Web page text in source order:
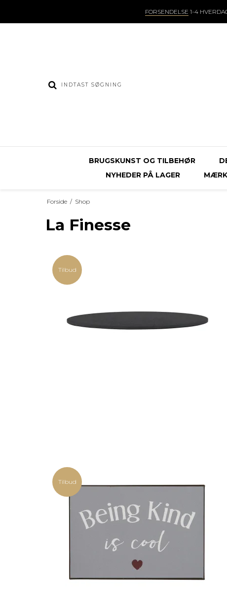
FORSENDELSE 1-4
BRUGSKUNST OG TILBEHØR
NYHEDER PÅ LAGER
Forside / Shop
La Finesse
Tilbud
Tilbud